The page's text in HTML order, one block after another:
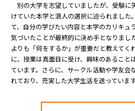
別の大学を志望していましたが、受験に
けていた本学と浪人の選択に迫られました
て、自分の学びたい内容と本学のカリキュ
気づいたことが最終的に決め手となりまし
よりも「何をするか」が重要だと教えてく
に、授業は真面目に受け、興味のあること
ています。さらに、サークル活動や学友会
れており、充実した大学生活を送っています